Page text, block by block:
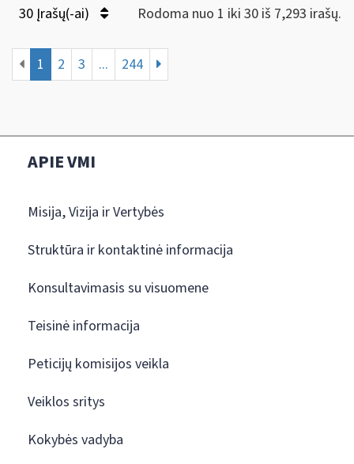
30 Įrašų(-ai) Rodoma nuo 1 iki 30 iš 7,293 irašų.
1 2 3 ... 244
APIE VMI
Misija, Vizija ir Vertybės
Struktūra ir kontaktinė informacija
Konsultavimasis su visuomene
Teisinė informacija
Peticijų komisijos veikla
Veiklos sritys
Kokybės vadyba